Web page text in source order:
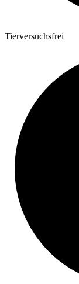
Tierversuchsfrei